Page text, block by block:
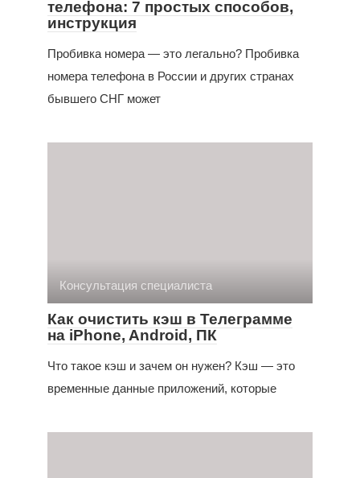
телефона: 7 простых способов,
инструкция
Пробивка номера — это легально? Пробивка
номера телефона в России и других странах
бывшего СНГ может
Консультация специалиста
Как очистить кэш в Телеграмме
на iPhone, Android, ПК
Что такое кэш и зачем он нужен? Кэш — это
временные данные приложений, которые